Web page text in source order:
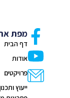
מפת אתר
דף הבית
אודות
פרויקטים
ייעוץ ותכנון